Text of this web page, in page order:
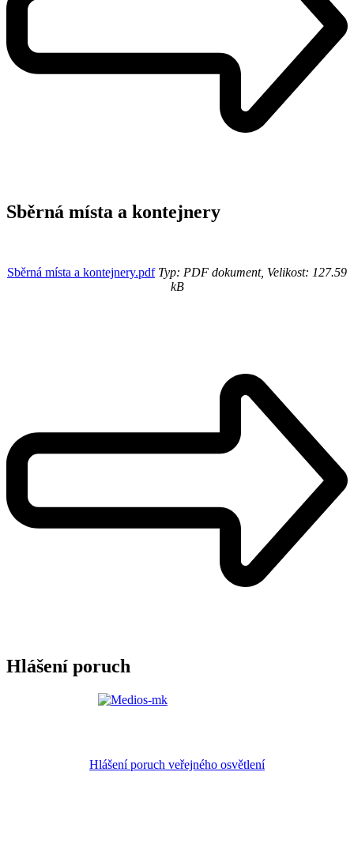
Sběrná místa a kontejnery
Sběrná místa a kontejnery.pdfTyp: PDF dokument, Velikost: 127.59
kB
Hlášení poruch
Hlášení poruch veřejného osvětlení